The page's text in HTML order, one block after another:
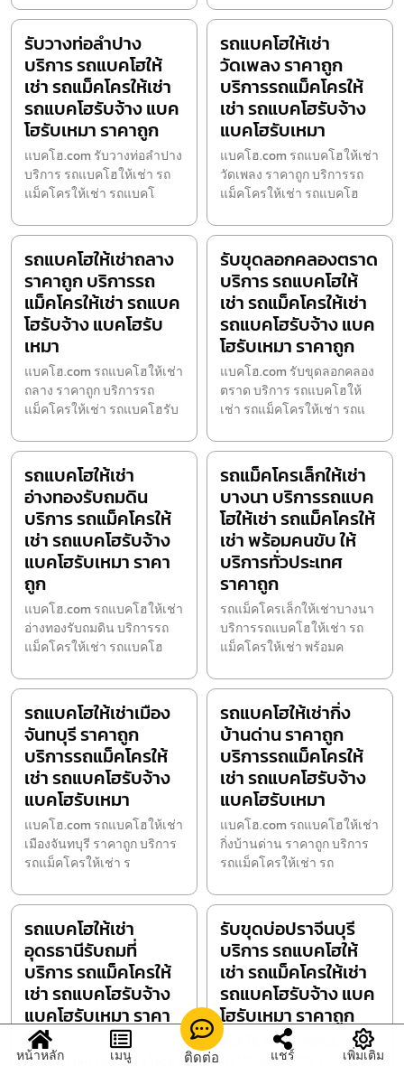
รับวางท่อลำปาง
บริการ รถแบคโฮให้
เช่า รถแม็คโครให้เช่า
รถแบคโฮรับจ้าง แบค
โฮรับเหมา ราคาถูก
แบคโฮ.com รับวางท่อลำปาง
บริการ รถแบคโฮให้เช่า รถ
แม็คโครให้เช่า รถแบคโ
รถแบคโฮให้เช่า
วัดเพลง ราคาถูก
บริการรถแม็คโครให้
เช่า รถแบคโฮรับจ้าง
แบคโฮรับเหมา
แบคโฮ.com รถแบคโฮให้เช่า
วัดเพลง ราคาถูก บริการรถ
แม็คโครให้เช่า รถแบคโฮ
รถแบคโฮให้เช่าถลาง
ราคาถูก บริการรถ
แม็คโครให้เช่า รถแบค
โฮรับจ้าง แบคโฮรับ
เหมา
แบคโฮ.com รถแบคโฮให้เช่า
ถลาง ราคาถูก บริการรถ
แม็คโครให้เช่า รถแบคโฮรับ
รับขุดลอกคลองตราด
บริการ รถแบคโฮให้
เช่า รถแม็คโครให้เช่า
รถแบคโฮรับจ้าง แบค
โฮรับเหมา ราคาถูก
แบคโฮ.com รับขุดลอกคลอง
ตราด บริการ รถแบคโฮให้
เช่า รถแม็คโครให้เช่า รถแ
รถแบคโฮให้เช่า
อ่างทองรับถมดิน
บริการ รถแม็คโครให้
เช่า รถแบคโฮรับจ้าง
แบคโฮรับเหมา ราคา
ถูก
แบคโฮ.com รถแบคโฮให้เช่า
อ่างทองรับถมดิน บริการรถ
แม็คโครให้เช่า รถแบคโฮ
รถแม็คโครเล็กให้เช่า
บางนา บริการรถแบค
โฮให้เช่า รถแม็คโครให้
เช่า พร้อมคนขับ ให้
บริการทั่วประเทศ
ราคาถูก
รถแม็คโครเล็กให้เช่าบางนา
บริการรถแบคโฮให้เช่า รถ
แม็คโครให้เช่า พร้อมค
รถแบคโฮให้เช่าเมือง
จันทบุรี ราคาถูก
บริการรถแม็คโครให้
เช่า รถแบคโฮรับจ้าง
แบคโฮรับเหมา
แบคโฮ.com รถแบคโฮให้เช่า
เมืองจันทบุรี ราคาถูก บริการ
รถแม็คโครให้เช่า ร
รถแบคโฮให้เช่ากิ่ง
บ้านด่าน ราคาถูก
บริการรถแม็คโครให้
เช่า รถแบคโฮรับจ้าง
แบคโฮรับเหมา
แบคโฮ.com รถแบคโฮให้เช่า
กิ่งบ้านด่าน ราคาถูก บริการ
รถแม็คโครให้เช่า รถ
รถแบคโฮให้เช่า
อุดรธานีรับถมที่
บริการ รถแม็คโครให้
เช่า รถแบคโฮรับจ้าง
แบคโฮรับเหมา ราคา
ถูก
รับขุดบ่อปราจีนบุรี
บริการ รถแบคโฮให้
เช่า รถแม็คโครให้เช่า
รถแบคโฮรับจ้าง แบค
โฮรับเหมา ราคาถูก
แบคโฮ.com รับขุดบ่อ
ปราจีนบุรี บริการ รถแบคโฮ
หน้าหลัก เมนู ติดต่อ แชร์ เพิ่มเติม